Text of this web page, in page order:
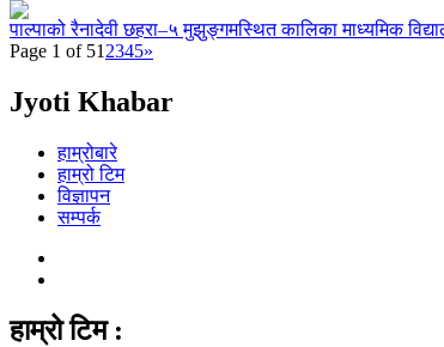
पाल्पाको रैनादेवी छहरा–५ मुझुङ्गमस्थित कालिका माध्यमिक
Page 1 of 51 2345»
Jyoti Khabar
हाम्रोबारे
हाम्रो टिम
विज्ञापन
सम्पर्क
हाम्रो टिम :